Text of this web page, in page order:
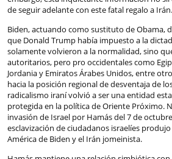
de seguir adelante con este fatal regalo a
Biden, actuando como sustituto de Obama,
que Donald Trump había impuesto a la
solamente volvieron a la normalidad, sino
autoritarios, pero pro occidentales como
Jordania y Emiratos Árabes Unidos, entre
hacia la posición regional de desventaja de
radicalismo iraní volvió a ser una entidad
protegida en la política de Oriente Próximo.
invasión de Israel por Hamás del 7 de
esclavización de ciudadanos israelíes
América de Biden y el Irán jomeinista.